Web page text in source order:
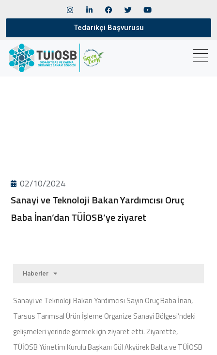
Tedarikçi Başvurusu
02/10/2024
Sanayi ve Teknoloji Bakan Yardımcısı Oruç
Baba İnan’dan TÜİOSB’ye ziyaret
Haberler
Sanayi ve Teknoloji Bakan Yardımcısı Sayın Oruç Baba İnan,
Tarsus Tarımsal Ürün İşleme Organize Sanayi Bölgesi’ndeki
gelişmeleri yerinde görmek için ziyaret etti. Ziyarette,
TÜİOSB Yönetim Kurulu Başkanı Gül Akyürek Balta ve TÜİOSB